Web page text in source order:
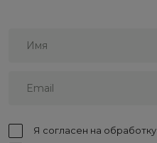
Я согласен на обработку